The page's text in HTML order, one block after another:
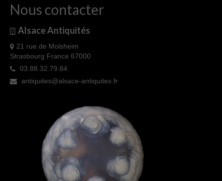
Nous contacter
Alsace Antiquités
21 rue de Molsheim
Strasbourg France 67000
03.88.32.79.84
antiquites@alsace-antiquites.fr